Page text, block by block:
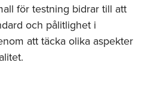
för testning bidrar till att
och pålitlighet i
att täcka olika aspekter